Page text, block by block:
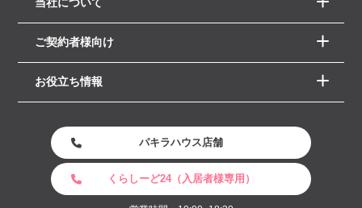
ご契約者様向け
お役立ち情報
パキラハウス店舗
くらしーど24（入居者様専用）